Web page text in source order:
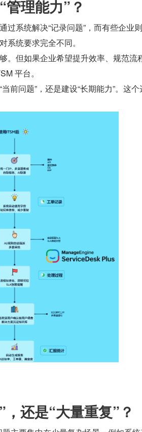
理能力”？
系统解决“记录问题”，而有些企业
系统要求完全不同。
。但如果企业希望提升效率、规范流
平台。
前问题”，还是建设“长期能力”。这个
还是“大量重复”？